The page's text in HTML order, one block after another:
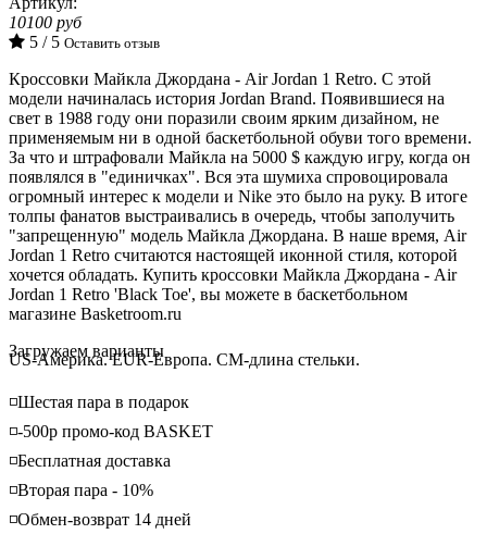
10100 руб
5 / 5 Оставить отзыв
Кроссовки Майкла Джордана - Air Jordan 1 Retro. С этой
модели начиналась история Jordan Brand. Появившиеся на
свет в 1988 году они поразили своим ярким дизайном, не
применяемым ни в одной баскетбольной обуви того времени.
За что и штрафовали Майкла на 5000 $ каждую игру, когда он
появлялся в "единичках". Вся эта шумиха спровоцировала
огромный интерес к модели и Nike это было на руку. В итоге
толпы фанатов выстраивались в очередь, чтобы заполучить
"запрещенную" модель Майкла Джордана. В наше время, Air
Jordan 1 Retro считаются настоящей иконной стиля, которой
хочется обладать. Купить кроссовки Майкла Джордана - Air
Jordan 1 Retro 'Black Toe', вы можете в баскетбольном
магазине Basketroom.ru
Loading...
Загружаем варианты
US-Америка. EUR-Европа. CM-длина стельки.
◽️Шестая пара в подарок
◽️-500р промо-код BASKET
◽️Бесплатная доставка
◽️Вторая пара - 10%
◽️Обмен-возврат 14 дней